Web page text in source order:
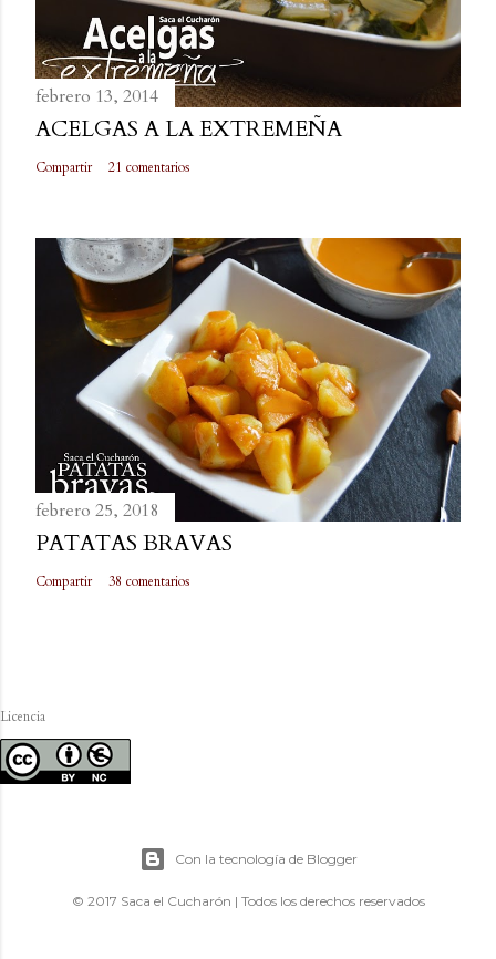
febrero 13, 2014
ACELGAS A LA EXTREMEÑA
Compartir 21 comentarios
febrero 25, 2018
PATATAS BRAVAS
Compartir 38 comentarios
Licencia
Con la tecnología de Blogger
© 2017 Saca el Cucharón | Todos los derechos reservados